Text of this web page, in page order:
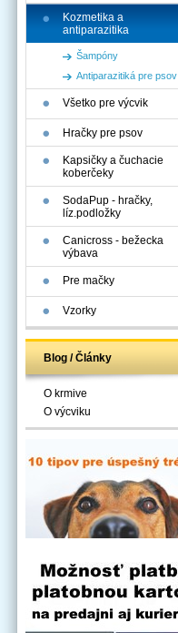
Kozmetika a
antiparazitika
Šampóny
Antiparazitiká pre psov
Všetko pre výcvik
Hračky pre psov
Kapsičky a čuchacie
koberčeky
SodaPup - hračky,
líz.podložky
Canicross - bežecka
výbava
Pre mačky
Vzorky
Blog / Články
O krmive
O výcviku